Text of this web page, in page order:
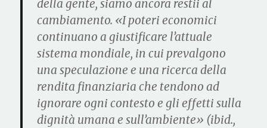
della gente, siamo ancora restii al
cambiamento. «I poteri economici
continuano a giustificare l’attuale
sistema mondiale, in cui prevalgono
una speculazione e una ricerca della
rendita finanziaria che tendono ad
ignorare ogni contesto e gli effetti sulla
dignità umana e sull’ambiente» (ibid.,